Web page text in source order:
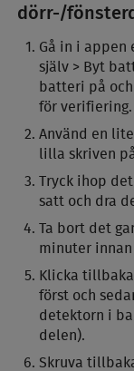
dörr-/
Gå in i appen
själv > Byt
batteri på
för verifiering.
Använd en
lilla skriven
Tryck ihop
satt och dra
Ta bort det
minuter
Klicka
först och
detektorn i
delen).
Skruva